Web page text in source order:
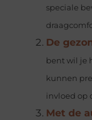
speciale
De
bent wil je
kunnen
invloed op
Met de